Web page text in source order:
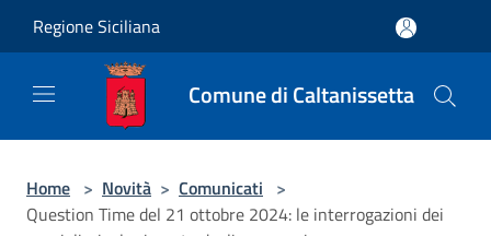
Regione Siciliana
Comune di Caltanissetta
Home > Novità > Comunicati >
Question Time del 21 ottobre 2024: le interrogazioni dei